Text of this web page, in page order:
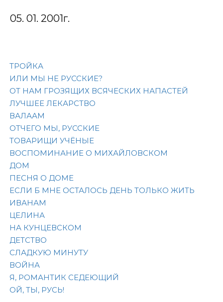
05. 01. 2001г.
ТРОЙКА
ИЛИ МЫ НЕ РУССКИЕ?
ОТ НАМ ГРОЗЯЩИХ ВСЯЧЕСКИХ НАПАСТЕЙ
ЛУЧШЕЕ ЛЕКАРСТВО
ВАЛААМ
ОТЧЕГО МЫ, РУССКИЕ
ТОВАРИЩИ УЧЁНЫЕ
ВОСПОМИНАНИЕ О МИХАЙЛОВСКОМ
ДОМ
ПЕСНЯ О ДОМЕ
ЕСЛИ Б МНЕ ОСТАЛОСЬ ДЕНЬ ТОЛЬКО ЖИТЬ
ИВАНАМ
ЦЕЛИНА
НА КУНЦЕВСКОМ
ДЕТСТВО
СЛАДКУЮ МИНУТУ
ВОЙНА
Я, РОМАНТИК СЕДЕЮЩИЙ
ОЙ, ТЫ, РУСЬ!